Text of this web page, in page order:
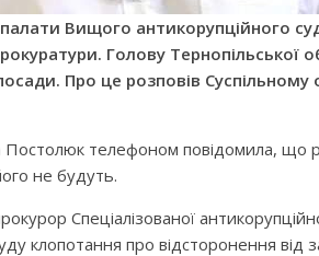
палати Вищого антикорупційного
Голову Тернопільської
Про це розповів
телефоном повідомила, що
не будуть.
Спеціалізованої
клопотання про відсторонення від